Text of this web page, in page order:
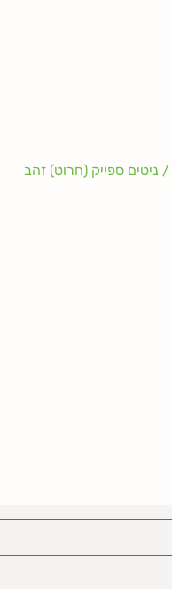
/ ניטים ספייק (חרוט) זהב